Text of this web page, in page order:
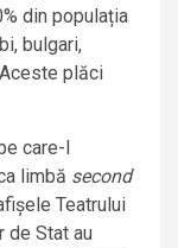
din populația
bulgari,
plăci
care-l
limbă second
Teatrului
de Stat au